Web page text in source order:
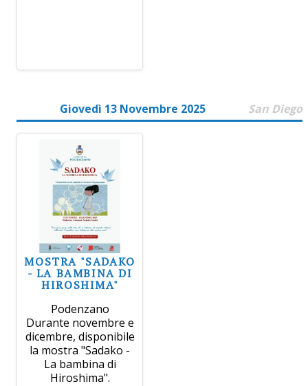
Giovedì 13 Novembre 2025 San Diego
MOSTRA "SADAKO
- LA BAMBINA DI
HIROSHIMA"
Podenzano
Durante novembre e
dicembre, disponibile
la mostra "Sadako -
La bambina di
Hiroshima".